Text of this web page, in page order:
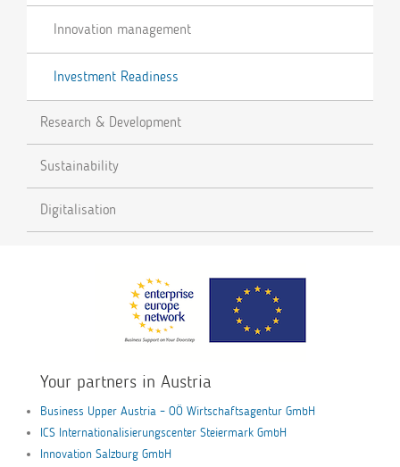
Innovation management
Investment Readiness
Research & Development
Sustainability
Digitalisation
Your partners in Austria
Business Upper Austria – OÖ Wirtschaftsagentur GmbH
ICS Internationalisierungscenter Steiermark GmbH
Innovation Salzburg GmbH